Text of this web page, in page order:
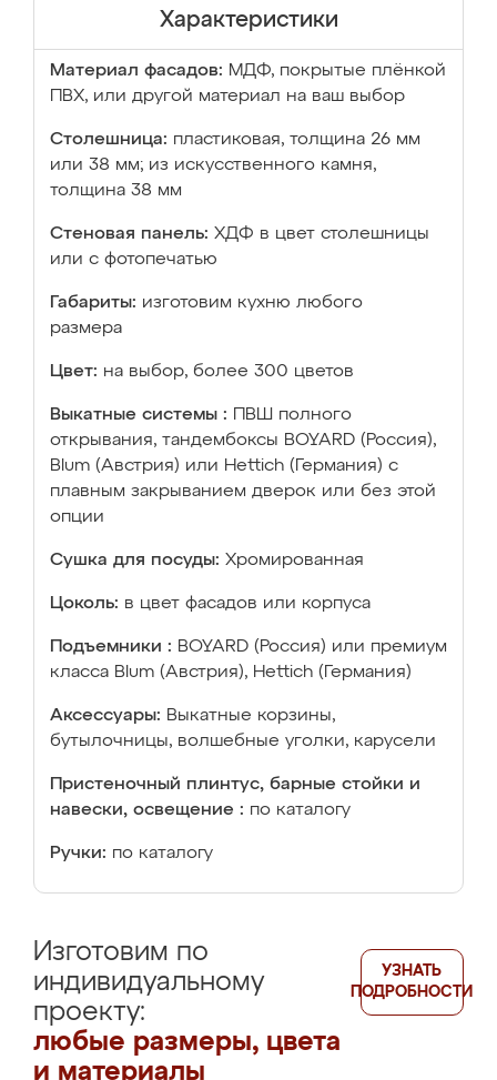
Характеристики
Материал фасадов: МДФ, покрытые плёнкой
ПВХ, или другой материал на ваш выбор
Столешница: пластиковая, толщина 26 мм
или 38 мм; из искусственного камня,
толщина 38 мм
Стеновая панель: ХДФ в цвет столешницы
или с фотопечатью
Габариты: изготовим кухню любого
размера
Цвет: на выбор, более 300 цветов
Выкатные системы :
ПВШ полного
открывания, тандембоксы BOYARD (Россия),
Blum (Австрия) или Hettich (Германия) с
плавным закрыванием дверок или без этой
опции
Сушка для посуды: Хромированная
Цоколь: в цвет фасадов или корпуса
Подъемники : BOYARD (Россия) или премиум
класса Blum (Австрия), Hettich (Германия)
Аксессуары: Выкатные корзины,
бутылочницы, волшебные уголки, карусели
Пристеночный плинтус, барные стойки и
навески, освещение : по каталогу
Ручки: по каталогу
Изготовим по
индивидуальному
проекту:
любые размеры, цвета
и материалы
УЗНАТЬ
ПОДРОБНОСТИ